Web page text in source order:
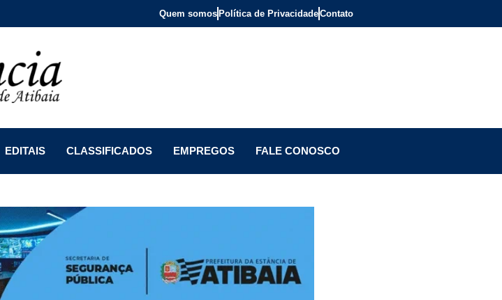
Quem somos Política de PrivacidadeContato
EDITAIS CLASSIFICADOS EMPREGOS FALE CONOSCO